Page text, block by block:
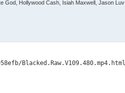
God, Hollywood Cash, Isiah Maxwell, Jason Luv